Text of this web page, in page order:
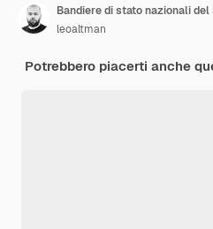
Bandiere di stato nazionali
leoaltman
Potrebbero piacerti anche